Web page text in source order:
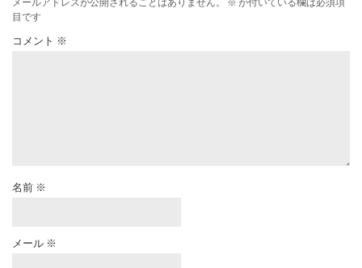
目です
コメント ※
名前 ※
メール ※